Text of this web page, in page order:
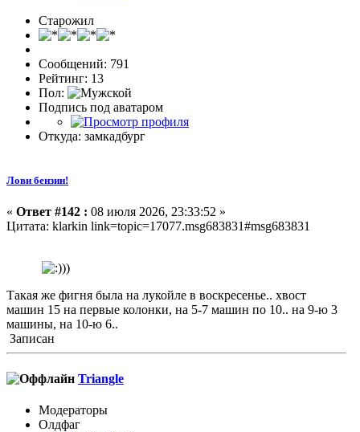
Старожил
Сообщений: 791
Рейтинг: 13
Пол:
Подпись под аватаром
Откуда: замкадбург
Лови бензин!
« Ответ #142 : 08 июля 2026, 23:33:52 »
Цитата: klarkin link=topic=17077.msg683831#msg683831
Такая же фигня была на лукойле в воскресенье.. хвост
машин 15 на первые колонки, на 5-7 машин по 10.. на 9-ю 3
машины, на 10-ю 6..
Записан
Triangle
Модераторы
Олдфаг